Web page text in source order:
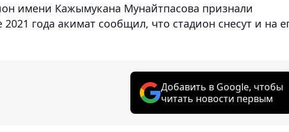
имени Кажымукана Мунайтпасова признали
года акимат сообщил, что стадион снесут и на
Добавить в Google, чтобы
читать новости первым